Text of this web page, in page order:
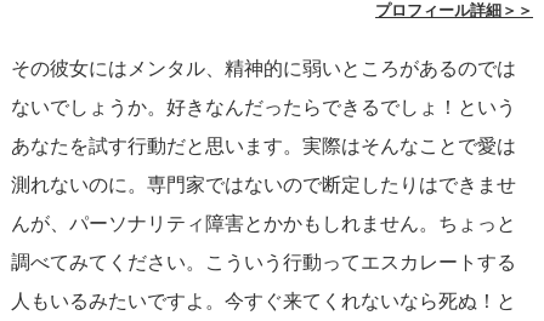
のコミュニケーションを取ることが重要です。不安を和ら
げるために、 定期的に安心できるメッセージを送る 、忙し
い時や寝る前には前もって状況を伝えるなど、ある程度の
配慮を見せることが効果的です。
しかし、彼女の行動があなたの生活や精神健康に大きな負
担をかけている場合は、 プロの心理カウンセラーや恋愛カ
プロフィール詳細＞＞
その彼女にはメンタル、精神的に弱いところがあるのでは
ないでしょうか。好きなんだったらできるでしょ！という
あなたを試す行動だと思います。実際はそんなことで愛は
測れないのに。専門家ではないので断定したりはできませ
んが、パーソナリティ障害とかかもしれません。ちょっと
調べてみてください。こういう行動ってエスカレートする
人もいるみたいですよ。今すぐ来てくれないなら死ぬ！と